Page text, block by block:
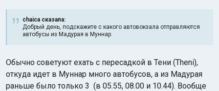
chaica сказалa:
Добрый день, подскажите с какого автовокзала отправляются
автобусы из Мадурая в Муннар.
Обычно советуют ехать с пересадкой в Тени (Theni),
откуда идет в Муннар много автобусов, а из Мадурая
раньше было только 3 (в 05.55, 08.00 и 10.44). Вообще